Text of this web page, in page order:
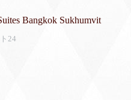
Bangkok Sukhumvit
24